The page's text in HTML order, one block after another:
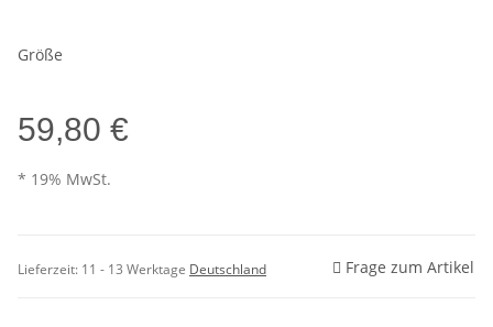
Größe
59,80 €
* 19% MwSt.
Lieferzeit: 11 - 13 Werktage Deutschland Frage zum Artikel